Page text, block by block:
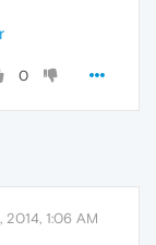
0
2014, 1:06 AM